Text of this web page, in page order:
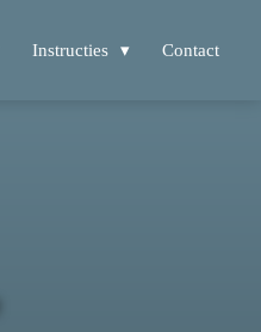
Instructies Contact